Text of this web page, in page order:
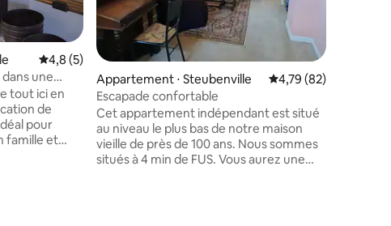
Évaluation moyenne sur la base de 5 commentaires : 4,8 sur 5
4,8 (5)
une
tout ici en
de
pour
famille et
Appartement ⋅ Steubenville Évaluation moyenne
4,79 (82)
Escapade confortable
Cet appartement indépendant est situé
au niveau le plus bas de notre maison
vieille de près de 100 ans. Nous sommes
situés à 4 min de FUS. Vous aurez une